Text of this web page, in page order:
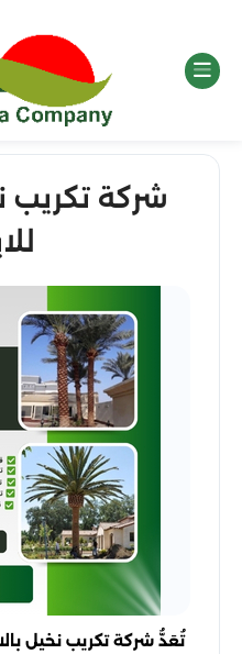
شركة تكريب
تُعَدُّ شركة تكريب نخيل